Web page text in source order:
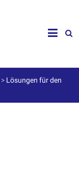
> Lösungen für den